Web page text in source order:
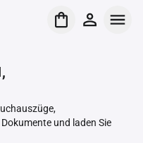
und laden Sie